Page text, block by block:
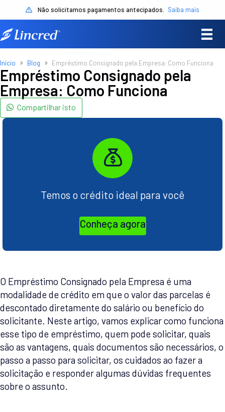
Não solicitamos pagamentos antecipados. Saiba mais
Início Blog Empréstimo Consignado pela Empresa: Como Funciona
Empréstimo Consignado pela
Empresa: Como Funciona
Compartilhar isto
Temos o crédito ideal para você
Conheça agora
O Empréstimo Consignado pela Empresa é uma
modalidade de crédito em que o valor das parcelas é
descontado diretamente do salário ou benefício do
solicitante. Neste artigo, vamos explicar como funciona
esse tipo de empréstimo, quem pode solicitar, quais
são as vantagens, quais documentos são necessários, o
passo a passo para solicitar, os cuidados ao fazer a
solicitação e responder algumas dúvidas frequentes
sobre o assunto.